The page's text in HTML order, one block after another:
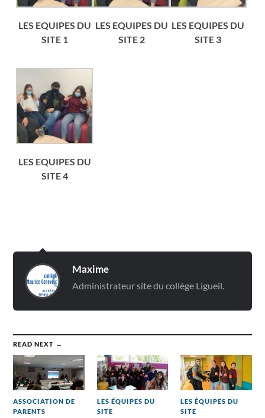
LES EQUIPES DU
SITE 1
LES EQUIPES DU
SITE 2
LES EQUIPES DU
SITE 3
LES EQUIPES DU
SITE 4
Maxime
Administrateur site du collège Ligueil.
READ NEXT →
ASSOCIATION DE
PARENTS
LES ÉQUIPES DU
SITE
LES ÉQUIPES DU
SITE